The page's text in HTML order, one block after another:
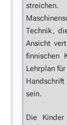
Technik,
Ansicht
finnischen
Lehrplan
sein.
Die